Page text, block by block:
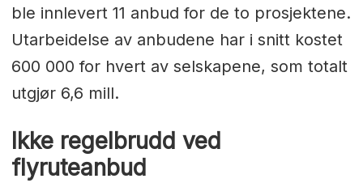
ble innlevert 11 anbud for de to prosjektene.
Utarbeidelse av anbudene har i snitt kostet
600 000 for hvert av selskapene, som totalt
utgjør 6,6 mill.
Ikke regelbrudd ved
flyruteanbud